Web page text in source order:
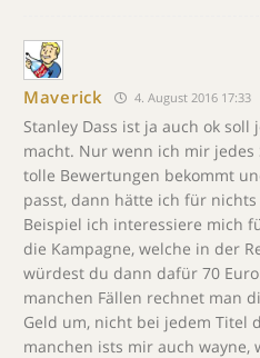
Maverick 4. August 2016 17:33
Stanley Dass ist ja auch ok
macht. Nur wenn ich mir
tolle Bewertungen bekommt
passt, dann hätte ich für
Beispiel ich interessiere mich
die Kampagne, welche in der
würdest du dann dafür 70
manchen Fällen rechnet man
Geld um, nicht bei jedem Titel
manchen ists mir auch wayne,